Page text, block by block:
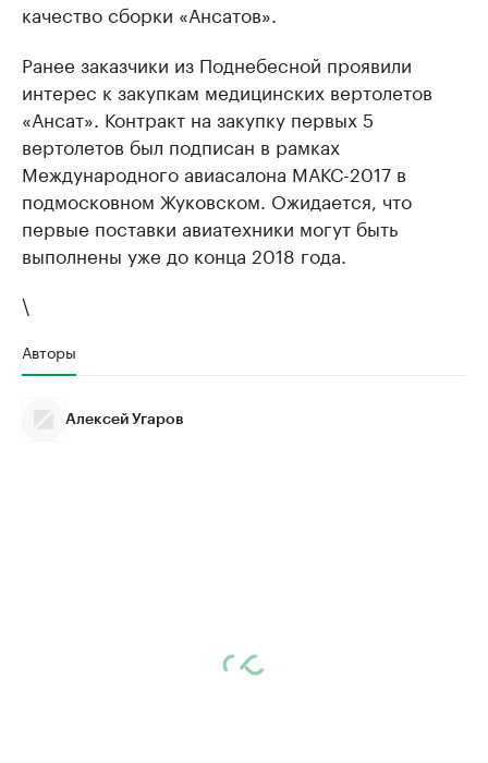
качество сборки «Ансатов».
Ранее заказчики из Поднебесной проявили
интерес к закупкам медицинских вертолетов
«Ансат». Контракт на закупку первых 5
вертолетов был подписан в рамках
Международного авиасалона МАКС-2017 в
подмосковном Жуковском. Ожидается, что
первые поставки авиатехники могут быть
выполнены уже до конца 2018 года.
\
Авторы
Алексей Угаров